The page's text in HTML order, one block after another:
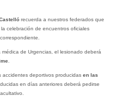
recuerda a nuestros federados que
celebración de encuentros oficiales
de Urgencias, el lesionado deberá
.
accidentes deportivos producidas en las
en días anteriores deberá pedirse